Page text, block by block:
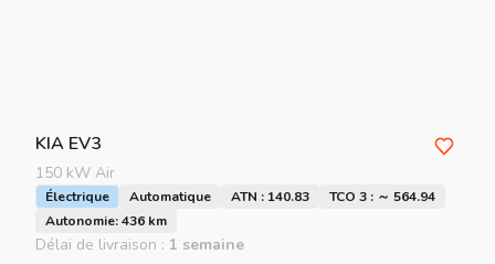
KIA EV3
150 kW Air
Électrique Automatique ATN : 140.83
TCO 3 : ～ 564.94
Autonomie: 436 km
Délai de livraison : 1 semaine